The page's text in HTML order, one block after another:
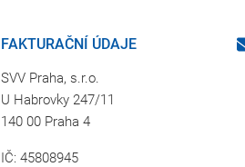
FAKTURAČNÍ ÚDAJE
SVV Praha, s.r.o.
U Habrovky 247/11
140 00 Praha 4
IČ: 45808945